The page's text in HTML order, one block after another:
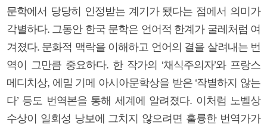
문학에서 당당히 인정받는 계기가 됐다는 점에서 의미가
각별하다. 그동안 한국 문학은 언어적 한계가 굴레처럼 여
겨졌다. 문화적 맥락을 이해하고 언어의 결을 살려내는 번
역이 그만큼 중요하다. 한 작가의 ‘채식주의자’와 프랑스
메디치상, 에밀 기메 아시아문학상을 받은 ‘작별하지 않는
다’ 등도 번역본을 통해 세계에 알려졌다. 이처럼 노벨상
수상이 일회성 낭보에 그치지 않으려면 훌륭한 번역가가